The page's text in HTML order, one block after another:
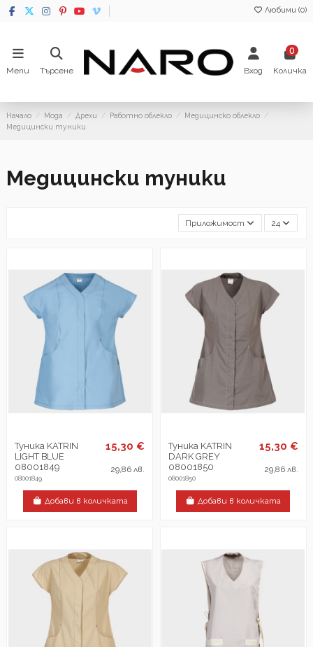
Любими (0)
Menu Търсене Вход
0
Количка
Начало Мода Дрехи Работно облекло
Медицинско облекло
Медицински туники
Медицински туники
Приложимост 24
Туника KATRIN
LIGHT BLUE
08001849
08001849
15,30 €
29,86 лв.
Добави в количката
Туника KATRIN
DARK GREY
08001850
08001850
15,30 €
29,86 лв.
Добави в количката